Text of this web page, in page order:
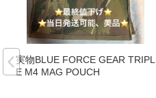
実物BLUE FORCE GEAR TRIPL
E M4 MAG POUCH